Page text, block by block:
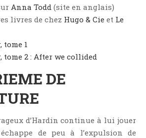
Anna Todd (site en anglais)
livres de chez Hugo & Cie et Le
tome 1
tome 2 : After we collided
DE
d’Hardin continue à lui jouer
de peu à l’expulsion de